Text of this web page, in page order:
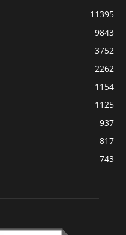
11395
9843
3752
2262
1154
1125
937
817
743